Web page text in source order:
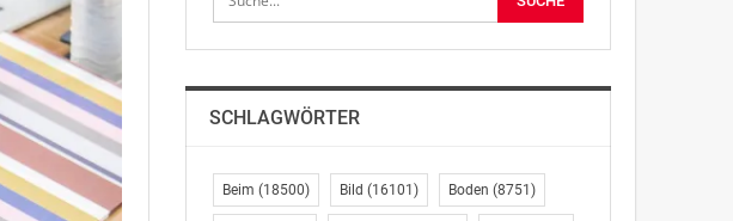
SCHLAGWÖRTER
Beim (18500) Bild (16101) Boden (8751)